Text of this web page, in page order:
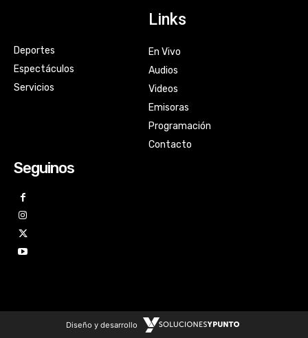
Deportes
Espectáculos
Servicios
Links
En Vivo
Audios
Videos
Emisoras
Programación
Contacto
Seguinos
Diseño y desarrollo